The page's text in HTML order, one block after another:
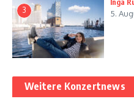
3
Inga
5.
Weitere Konzertnews